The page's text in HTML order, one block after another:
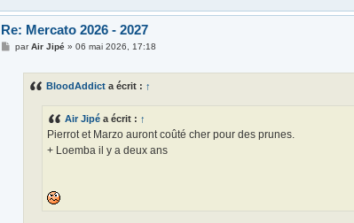
Re: Mercato 2026 - 2027
MparAir Jipé »06 mai 2026, 17:18
BloodAddict a écrit : ↑
Air Jipé a écrit : ↑
Pierrot et Marzo auront coûté cher pour des prunes.
+ Loemba il y a deux ans